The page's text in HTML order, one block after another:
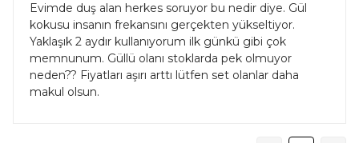
Evimde duş alan herkes soruyor bu nedir diye. Gül
kokusu insanın frekansını gerçekten yükseltiyor.
Yaklaşık 2 aydır kullanıyorum ilk günkü gibi çok
memnunum. Güllü olanı stoklarda pek olmuyor
neden?? Fiyatları aşırı arttı lütfen set olanlar daha
makul olsun.